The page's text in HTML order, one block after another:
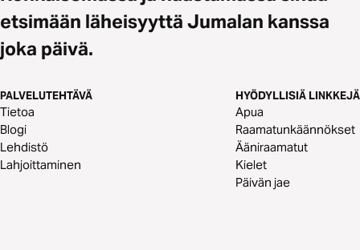
etsimään läheisyyttä Jumalan kanssa
joka päivä.
PALVELUTEHTÄVÄ
Tietoa
Blogi
Lehdistö
Lahjoittaminen
HYÖDYLLISIÄ LINKKEJÄ
Apua
Raamatunkäännökset
Ääniraamatut
Kielet
Päivän jae